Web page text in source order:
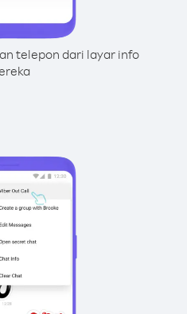
telepon dari layar info